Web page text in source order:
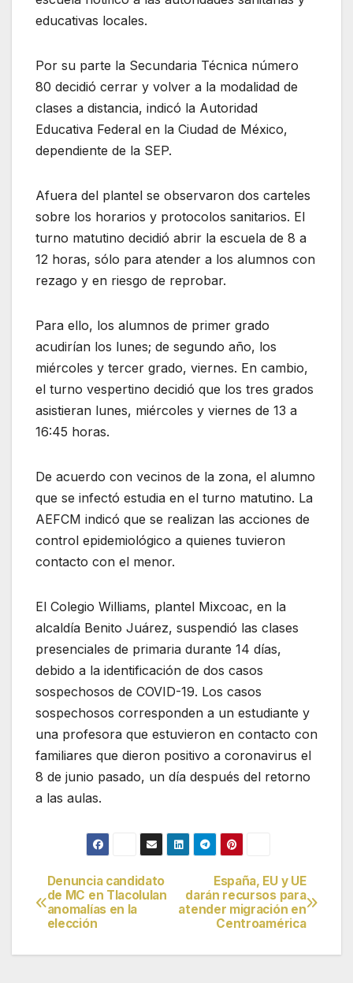
educativas locales.
Por su parte la Secundaria Técnica número
80 decidió cerrar y volver a la modalidad de
clases a distancia, indicó la Autoridad
Educativa Federal en la Ciudad de México,
dependiente de la SEP.
Afuera del plantel se observaron dos carteles
sobre los horarios y protocolos sanitarios. El
turno matutino decidió abrir la escuela de 8 a
12 horas, sólo para atender a los alumnos con
rezago y en riesgo de reprobar.
Para ello, los alumnos de primer grado
acudirían los lunes; de segundo año, los
miércoles y tercer grado, viernes. En cambio,
el turno vespertino decidió que los tres grados
asistieran lunes, miércoles y viernes de 13 a
16:45 horas.
De acuerdo con vecinos de la zona, el alumno
que se infectó estudia en el turno matutino. La
AEFCM indicó que se realizan las acciones de
control epidemiológico a quienes tuvieron
contacto con el menor.
El Colegio Williams, plantel Mixcoac, en la
alcaldía Benito Juárez, suspendió las clases
presenciales de primaria durante 14 días,
debido a la identificación de dos casos
sospechosos de COVID-19. Los casos
sospechosos corresponden a un estudiante y
una profesora que estuvieron en contacto con
familiares que dieron positivo a coronavirus el
8 de junio pasado, un día después del retorno
a las aulas.
Navegación
de
entradas
España, EU y UE
darán recursos para
atender migración en
Centroamérica
Denuncia candidato
de MC en Tlacolulan
anomalías en la
elección